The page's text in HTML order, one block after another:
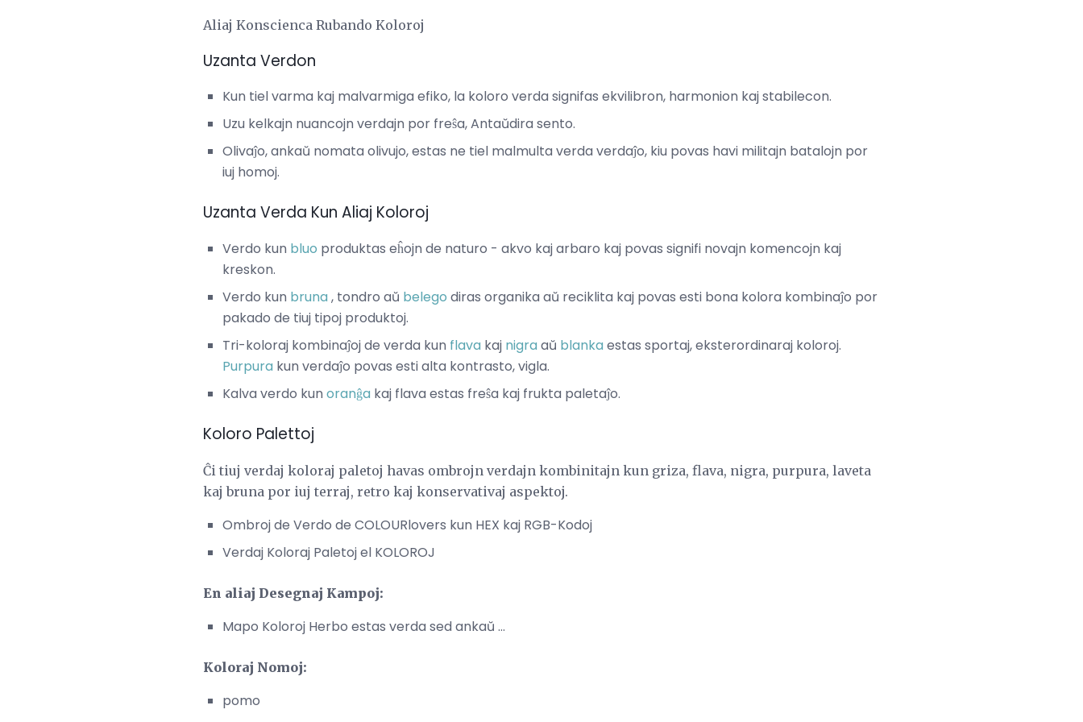
Aliaj Konscienca Rubando Koloroj
Uzanta Verdon
Kun tiel varma kaj malvarmiga efiko, la koloro verda signifas ekvilibron, harmonion kaj stabilecon.
Uzu kelkajn nuancojn verdajn por freŝa, Antaŭdira sento.
Olivaĵo, ankaŭ nomata olivujo, estas ne tiel malmulta verda verdaĵo, kiu povas havi militajn batalojn por
iuj homoj.
Uzanta Verda Kun Aliaj Koloroj
Verdo kun bluo produktas eĥojn de naturo - akvo kaj arbaro kaj povas signifi novajn komencojn kaj
kreskon.
Verdo kun bruna, tondro aŭ belego diras organika aŭ reciklita kaj povas esti bona kolora kombinaĵo por
pakado de tiuj tipoj produktoj.
Tri-koloraj kombinaĵoj de verda kun flava kaj nigraaŭ blankaestas sportaj, eksterordinaraj koloroj.
Purpura kun verdaĵo povas esti alta kontrasto, vigla.
Kalva verdo kun oranĝa kaj flava estas freŝa kaj frukta paletaĵo.
Koloro Palettoj
Ĉi tiuj verdaj koloraj paletoj havas ombrojn verdajn kombinitajn kun griza, flava, nigra, purpura, laveta
kaj bruna por iuj terraj, retro kaj konservativaj aspektoj.
Ombroj de Verdo de COLOURlovers kun HEX kaj RGB-Kodoj
Verdaj Koloraj Paletoj el KOLOROJ
En aliaj Desegnaj Kampoj:
Mapo Koloroj Herbo estas verda sed ankaŭ ...
Koloraj Nomoj:
pomo